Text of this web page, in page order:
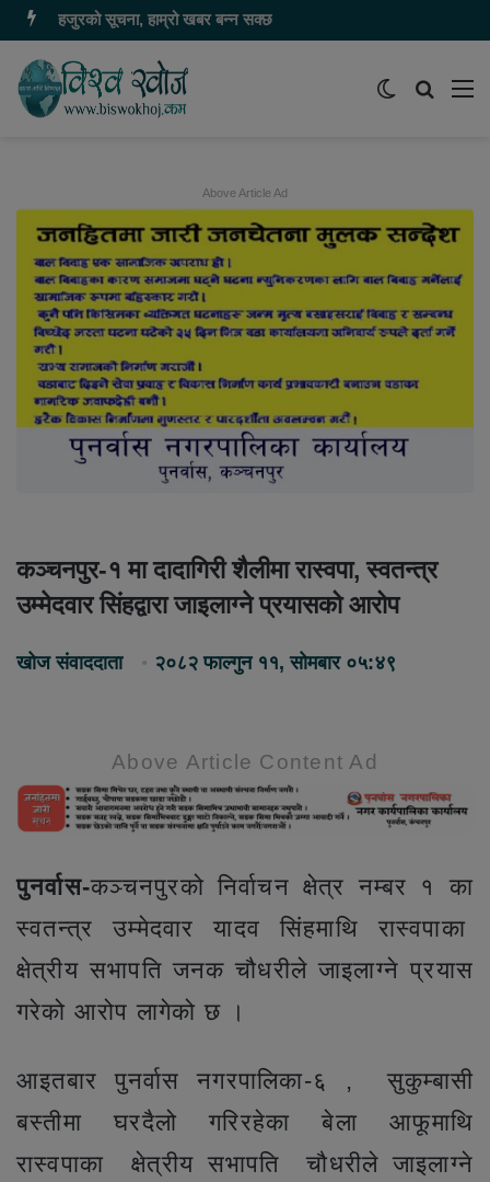
हजुरको सूचना, हाम्रो खबर बन्न सक्छ
समाचार
Switch
Above Article Ad
कञ्चनपुर-१ मा दादागिरी शैलीमा रास्वपा, स्वतन्त्र
उम्मेदवार सिंहद्वारा जाइलाग्ने प्रयासको आरोप
खोज संवाददाता २०८२ फाल्गुन ११, सोमबार ०५:४९
Above Article Content Ad
पुनर्वास-कञ्चनपुरको निर्वाचन क्षेत्र नम्बर १ का
स्वतन्त्र उम्मेदवार यादव सिंहमाथि रास्वपाका
क्षेत्रीय सभापति जनक चौधरीले जाइलाग्ने प्रयास
गरेको आरोप लागेको छ ।
आइतबार पुनर्वास नगरपालिका-६ , सुकुम्बासी
बस्तीमा घरदैलो गरिरहेका बेला आफूमाथि
रास्वपाका क्षेत्रीय सभापति चौधरीले जाइलाग्ने